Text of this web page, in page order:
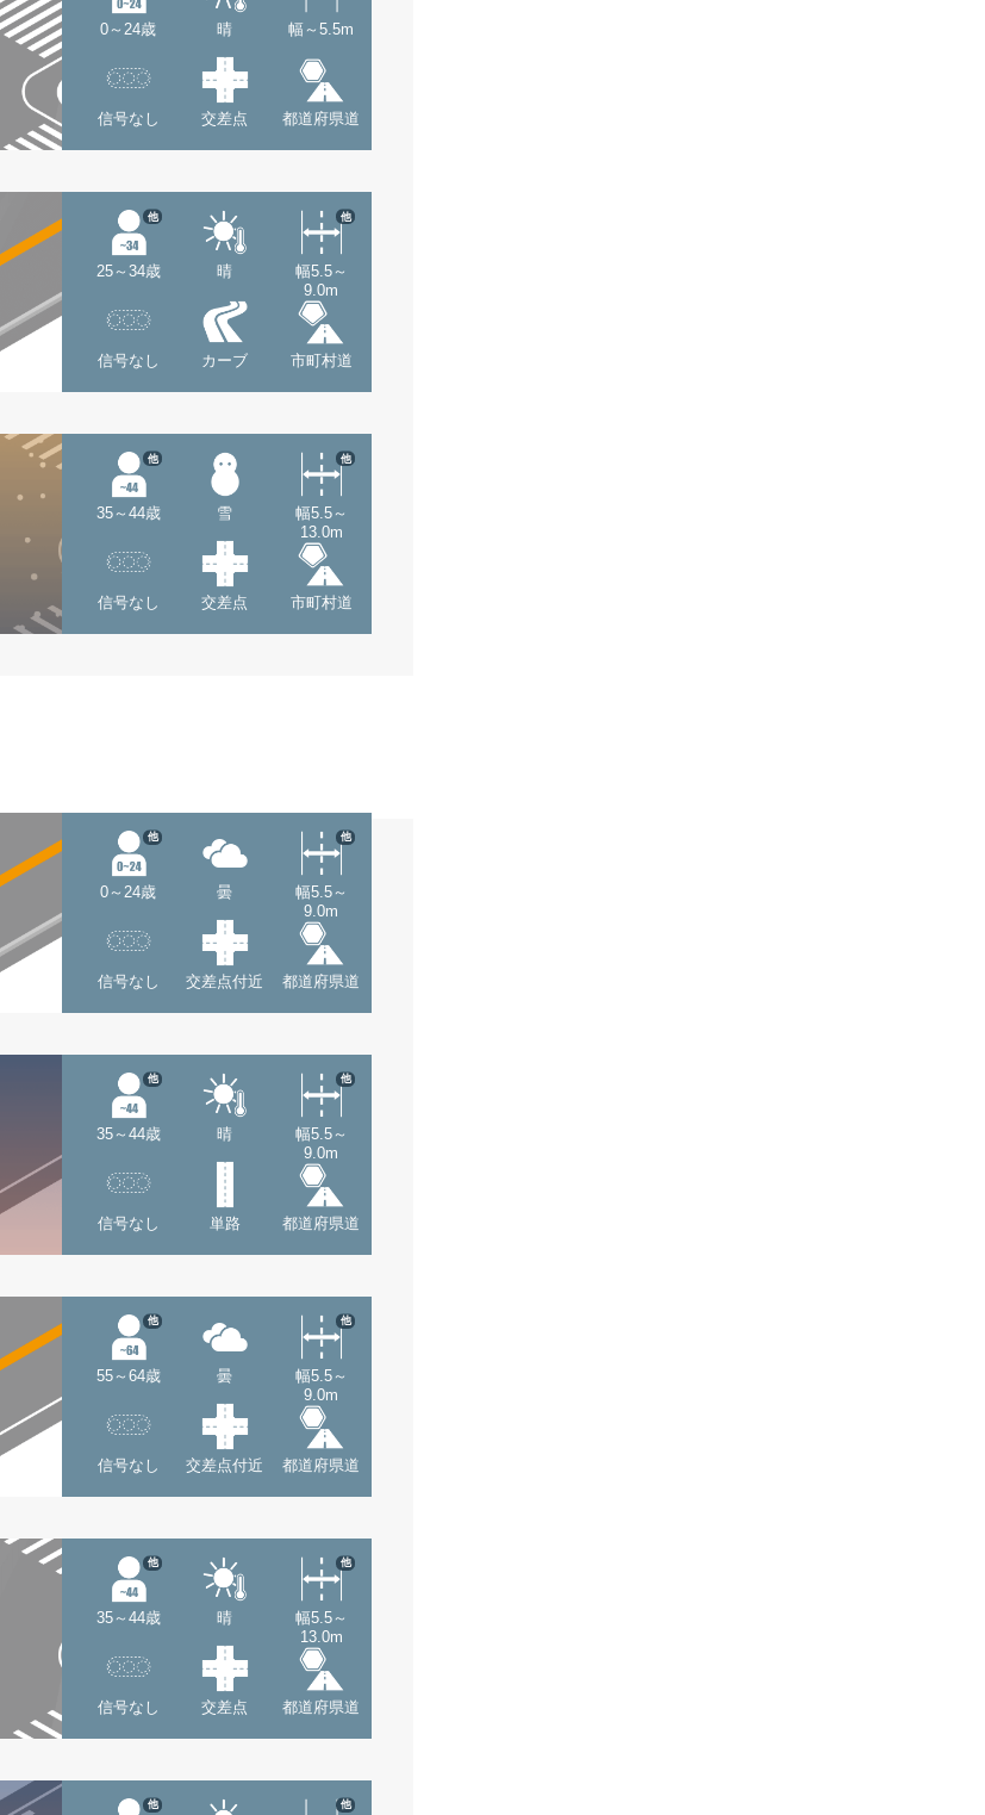
0～24歳 晴 幅～5.5m
信号なし 交差点 都道府県道
25～34歳
他
晴
幅5.5～
9.0m
他
信号なし カーブ 市町村道
35～44歳
他
雪
幅5.5～
13.0m
他
信号なし 交差点 市町村道
0～24歳
他
曇
幅5.5～
9.0m
他
信号なし 交差点付近 都道府県道
35～44歳
他
晴
幅5.5～
9.0m
他
信号なし 単路 都道府県道
55～64歳
他
曇
幅5.5～
9.0m
他
信号なし 交差点付近 都道府県道
35～44歳
他
晴
幅5.5～
13.0m
他
信号なし 交差点 都道府県道
他 他